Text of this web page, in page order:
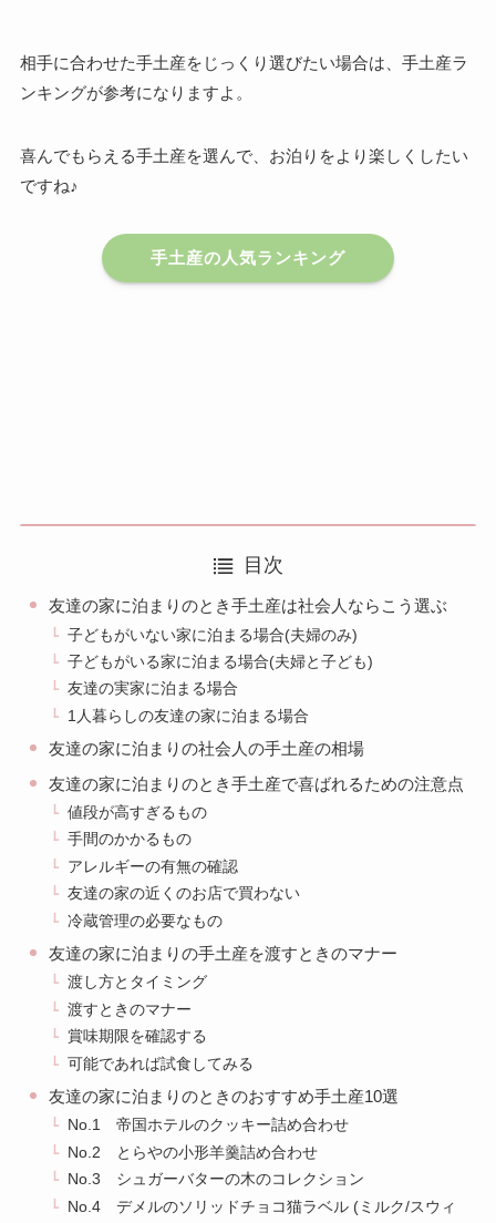
相手に合わせた手土産をじっくり選びたい場合は、手土産ラ
ンキングが参考になりますよ。
喜んでもらえる手土産を選んで、お泊りをより楽しくしたい
ですね♪
手土産の人気ランキング
目次
友達の家に泊まりのとき手土産は社会人ならこう選ぶ
子どもがいない家に泊まる場合(夫婦のみ)
子どもがいる家に泊まる場合(夫婦と子ども)
友達の実家に泊まる場合
1人暮らしの友達の家に泊まる場合
友達の家に泊まりの社会人の手土産の相場
友達の家に泊まりのとき手土産で喜ばれるための注意点
値段が高すぎるもの
手間のかかるもの
アレルギーの有無の確認
友達の家の近くのお店で買わない
冷蔵管理の必要なもの
友達の家に泊まりの手土産を渡すときのマナー
渡し方とタイミング
渡すときのマナー
賞味期限を確認する
可能であれば試食してみる
友達の家に泊まりのときのおすすめ手土産10選
No.1 帝国ホテルのクッキー詰め合わせ
No.2 とらやの小形羊羹詰め合わせ
No.3 シュガーバターの木のコレクション
No.4 デメルのソリッドチョコ猫ラベル (ミルク/スウィ